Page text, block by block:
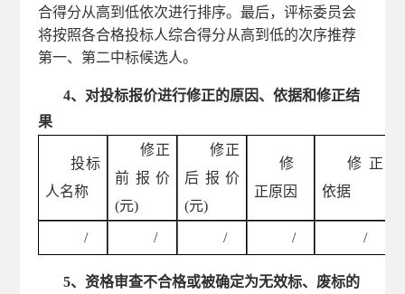
合得分从高到低依次进行排序。最后，评标委员会
将按照各合格投标人综合得分从高到低的次序推荐
第一、 第二中标候选人。
4、对投标报价进行修正的原因、依据和修正结
果
投标
人名称
修正
前报价
(元)
修正
后报价
(元)
修
正原因
修正
依据
/ / / / /
5、资格审查不合格或被确定为无效标、废标的